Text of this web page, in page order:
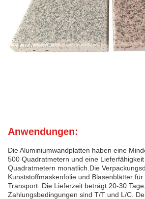
Anwendungen:
Die Aluminiumwandplatten haben eine
500 Quadratmetern und eine
Quadratmetern monatlich.Die
Kunststoffmaskenfolie und Blasenblätter
Transport. Die Lieferzeit beträgt 20-30
Zahlungsbedingungen sind T/T und L/C.